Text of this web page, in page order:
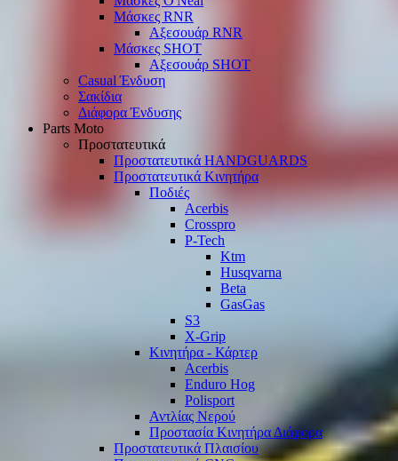
Μάσκες RNR
Αξεσουάρ RNR
Μάσκες SHOT
Αξεσουάρ SHOT
Casual Ένδυση
Σακίδια
Διάφορα Ένδυσης
Parts Moto
Προστατευτικά
Προστατευτικά HANDGUARDS
Προστατευτικά Κινητήρα
Ποδιές
Acerbis
Crosspro
P-Tech
Ktm
Husqvarna
Beta
GasGas
S3
X-Grip
Κινητήρα - Κάρτερ
Acerbis
Enduro Hog
Polisport
Αντλίας Νερού
Προστασία Κινητήρα Διάφορα
Προστατευτικά Πλαισίου